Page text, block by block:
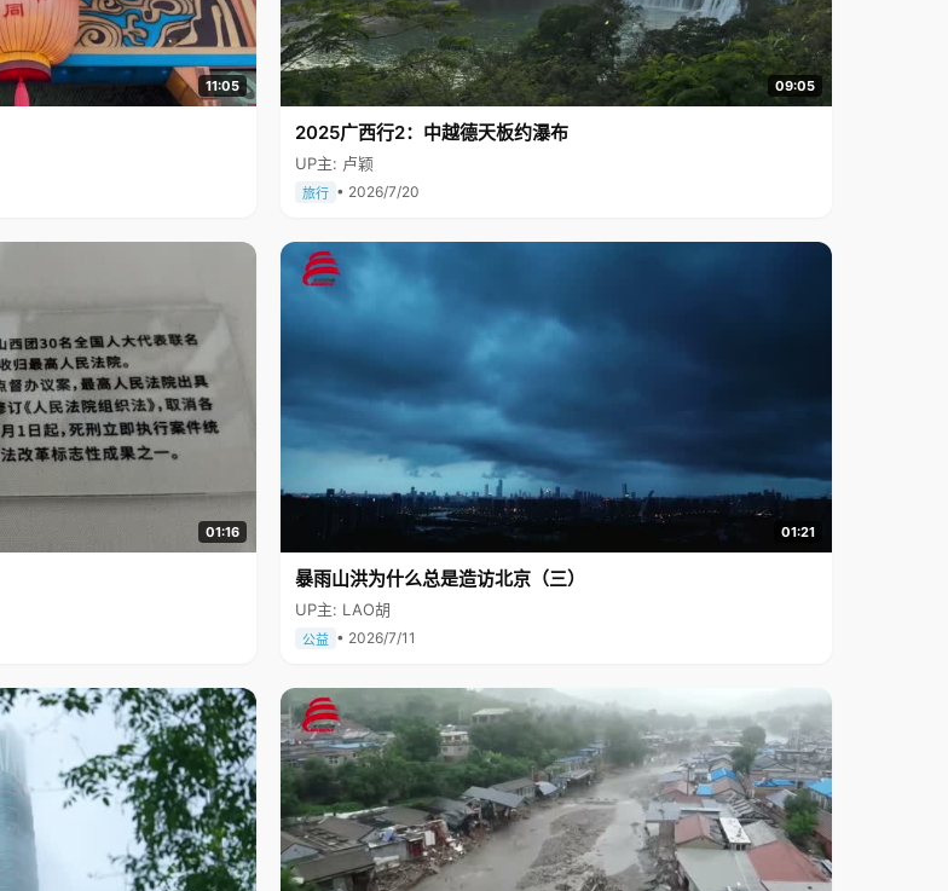
11:05 09:05
2025广西行2：中越德天板约瀑布
UP主: 卢颖
旅行 • 2026/7/20
01:16 01:21
暴雨山洪为什么总是造访北京（三）
UP主: LAO胡
公益 • 2026/7/11